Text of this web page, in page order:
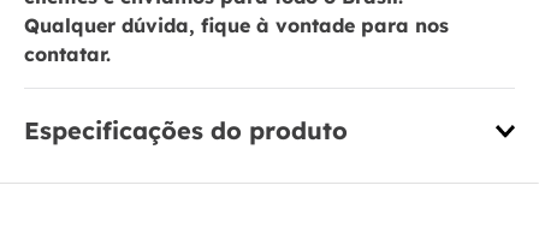
Qualquer dúvida, fique à vontade para nos
contatar.
Especificações do produto